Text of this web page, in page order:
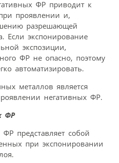
ФР приводит к
проявлении и,
разрешающей
Если экспонирование
экспозиции,
ФР не опасно, поэтому
автоматизировать.
металлов является
негативных ФР.
ФР
представляет собой
при экспонировании